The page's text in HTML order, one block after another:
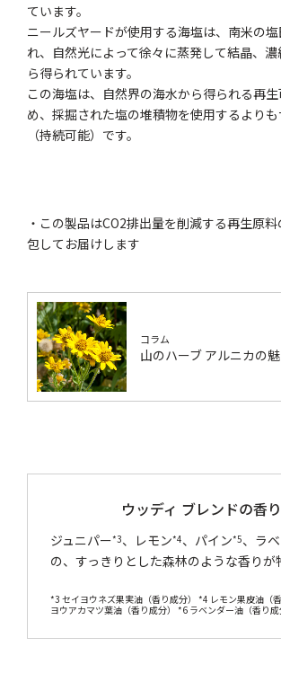
ています。
ニールズヤードが使用する海塩は、南米の
れ、自然光によって徐々に蒸発して結晶、
ら得られています。
この海塩は、自然界の海水から得られる再
め、採掘された塩の堆積物を使用するより
（持続可能）です。
・この製品はCO2排出量を削減する再生原
包してお届けします
コラム
山のハーブ アルニカの
ウッディ ブレンドの香り
ジュニパー*3、レモン*4、パイン*5、ラ
の、すっきりとした森林のような香りが
*3 セイヨウネズ果実油（香り成分） *4 レモン果皮油（
ヨウアカマツ葉油（香り成分） *6 ラベンダー油（香り成